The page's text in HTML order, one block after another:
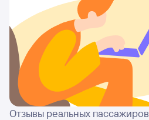
Отзывы реальных пассажиров